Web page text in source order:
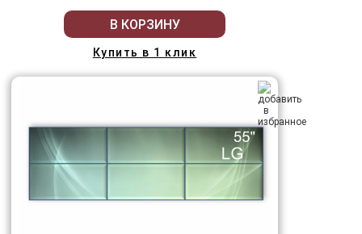
В КОРЗИНУ
Купить в 1 клик